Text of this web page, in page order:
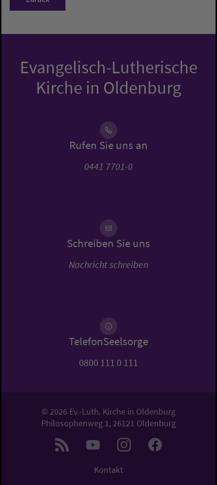
Evangelisch-Lutherische
Kirche in Oldenburg
Rufen Sie uns an
0441 7701-0
Schreiben Sie uns
Nachricht schreiben
TelefonSeelsorge
0800 111 0 111
© 2026 Ev.-Luth. Kirche in Oldenburg
Philosophenweg 1, 26121 Oldenburg
Kontakt